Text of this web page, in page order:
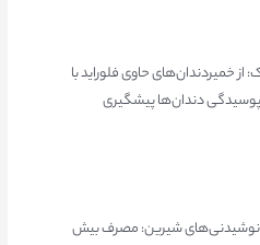
خمیردندان‌های حاوی فلوراید با
پوسیدگی دندان‌ها پیشگیری
شیرین: مصرف بیش